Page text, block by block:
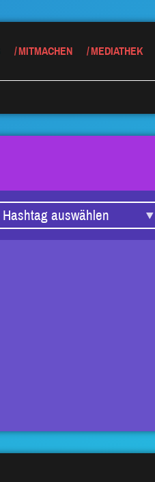
MITMACHEN MEDIATHEK